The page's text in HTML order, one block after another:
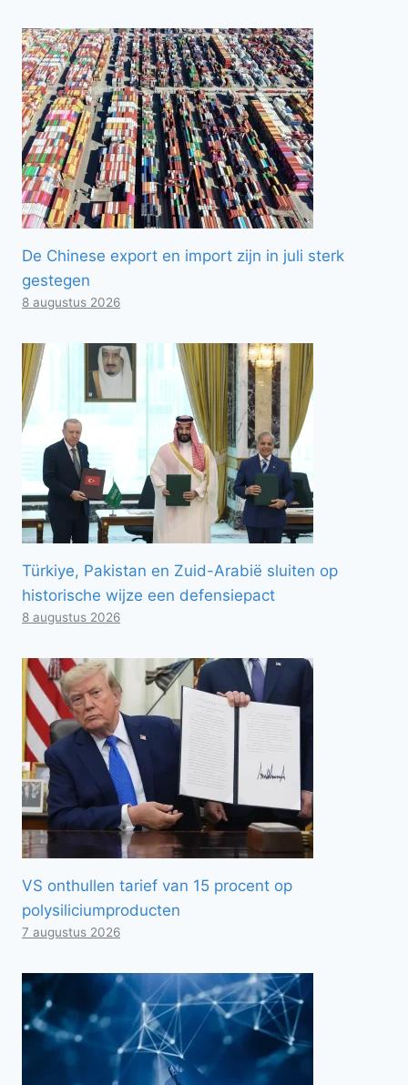
De Chinese export en import zijn in juli sterk
gestegen
8 augustus 2026
Türkiye, Pakistan en Zuid-Arabië sluiten op
historische wijze een defensiepact
8 augustus 2026
VS onthullen tarief van 15 procent op
polysiliciumproducten
7 augustus 2026